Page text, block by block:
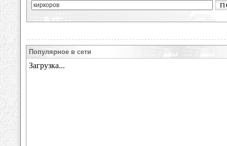
Популярное в сети